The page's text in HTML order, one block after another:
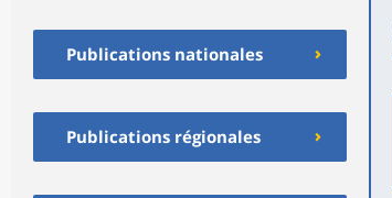
Publications nationales
Publications régionales